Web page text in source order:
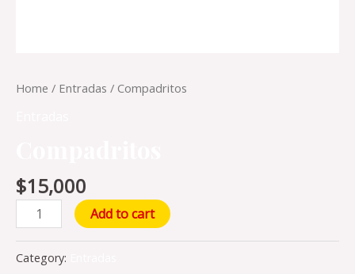
Home / Entradas / Compadritos
$15,000
Add to cart
Category: